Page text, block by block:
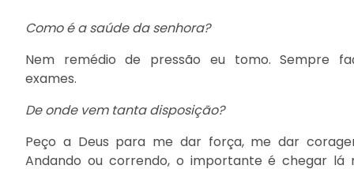
Como é a saúde da senhora?
Nem remédio de pressão eu tomo. Sempre
exames.
De onde vem tanta disposição?
Peço a Deus para me dar força, me dar
Andando ou correndo, o importante é chegar lá